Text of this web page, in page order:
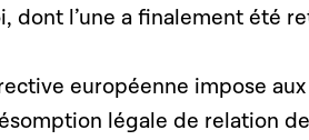
dont l’une a finalement été
européenne impose
légale de relation